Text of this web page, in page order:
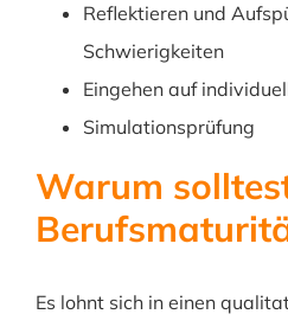
Reflektieren und
Schwierigkeiten
Eingehen auf
Simulationsprüfung
Warum
Es lohnt sich in einen